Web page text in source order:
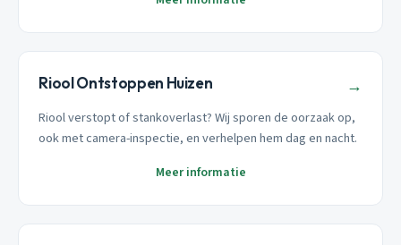
Riool Ontstoppen Huizen →
Riool verstopt of stankoverlast? Wij sporen de oorzaak op,
ook met camera-inspectie, en verhelpen hem dag en nacht.
Meer informatie